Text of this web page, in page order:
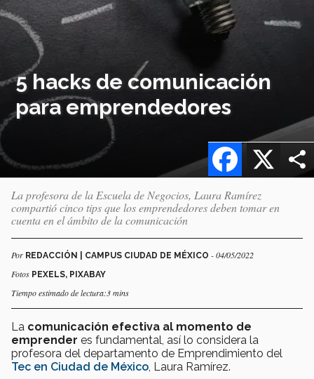
5 hacks de comunicación
para emprendedores
X
Facebook
La profesora de la Escuela de Negocios, Laura Ramírez
compartió cinco tips que los emprendedores deben tomar en
cuenta en el ámbito de la comunicación
Por REDACCIÓN | CAMPUS CIUDAD DE MÉXICO - 04/05/2022
Fotos PEXELS, PIXABAY
Tiempo estimado de lectura:3 mins
La comunicación efectiva al momento de
emprender es fundamental, así lo considera la
profesora del departamento de Emprendimiento del
Tec en Ciudad de México , Laura Ramírez.